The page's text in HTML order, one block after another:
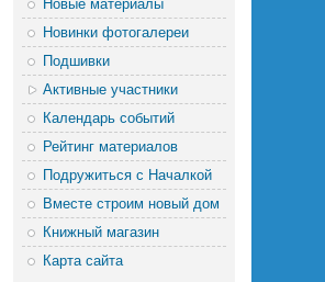
Новые материалы
Новинки фотогалереи
Подшивки
Активные участники
Календарь событий
Рейтинг материалов
Подружиться с Началкой
Вместе строим новый дом
Книжный магазин
Карта сайта